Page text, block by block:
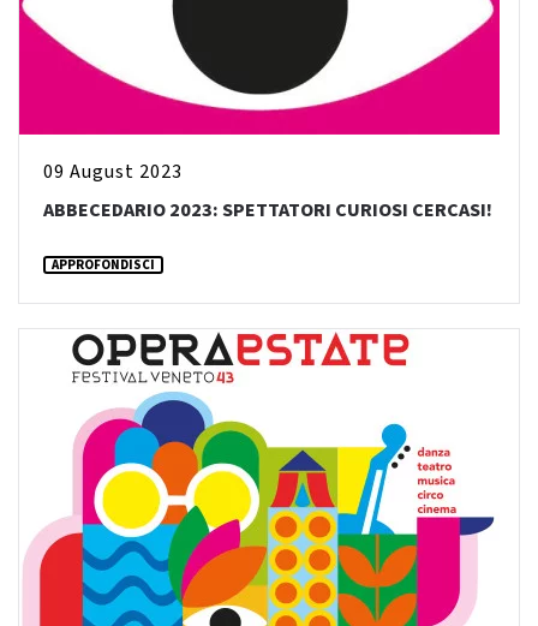
09 August 2023
ABBECEDARIO 2023: SPETTATORI CURIOSI CERCASI!
APPROFONDISCI